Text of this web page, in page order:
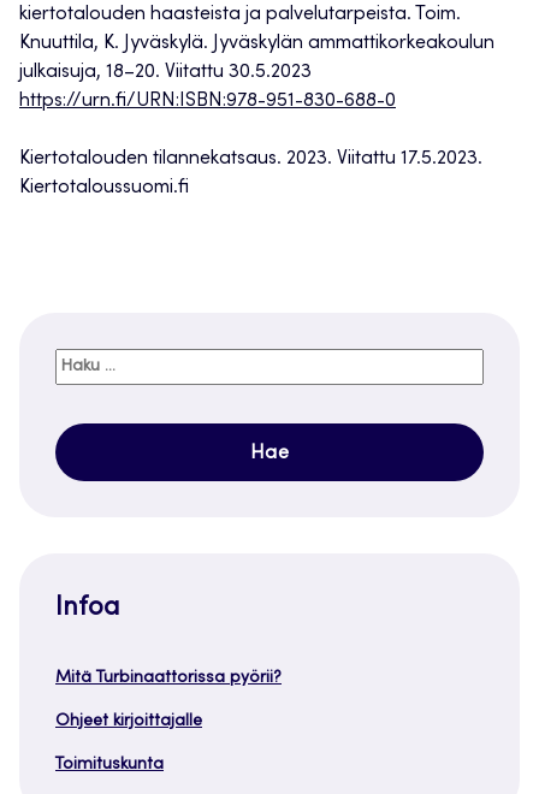
kiertotalouden haasteista ja palvelutarpeista. Toim.
Knuuttila, K. Jyväskylä. Jyväskylän ammattikorkeakoulun
julkaisuja, 18–20. Viitattu 30.5.2023
https://urn.fi/URN:ISBN:978-951-830-688-0
Kiertotalouden tilannekatsaus. 2023. Viitattu 17.5.2023.
Kiertotaloussuomi.fi
Haku:
Infoa
Mitä Turbinaattorissa pyörii?
Ohjeet kirjoittajalle
Toimituskunta